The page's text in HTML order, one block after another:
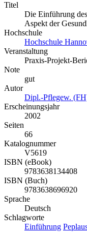
Titel
Die Einführung
Aspekt der
Hochschule
Hochschule
Veranstaltung
Praxis-Projekt-
Note
gut
Autor
Dipl.-Pflegew.
Erscheinungsjahr
2002
Seiten
66
Katalognummer
V5619
ISBN (eBook)
9783638134408
ISBN (Buch)
9783638696920
Sprache
Deutsch
Schlagworte
Einführung